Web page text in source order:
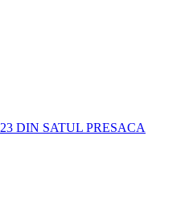
DIN SATUL PRESACA